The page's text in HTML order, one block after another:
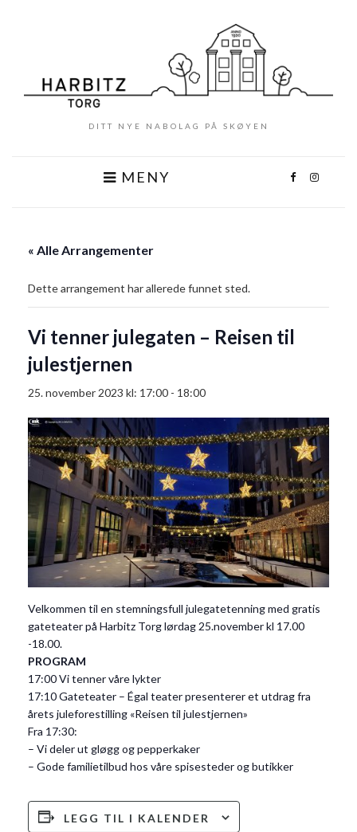
DITT NYE NABOLAG PÅ SKØYEN
MENY
« Alle Arrangementer
Dette arrangement har allerede funnet sted.
Vi tenner julegaten – Reisen til
julestjernen
25. november 2023 kl: 17:00 - 18:00
Velkommen til en stemningsfull julegatetenning med gratis
gateteater på Harbitz Torg lørdag 25.november kl 17.00
-18.00.
PROGRAM
17:00 Vi tenner våre lykter
17:10 Gateteater – Égal teater presenterer et utdrag fra
årets juleforestilling «Reisen til julestjernen»
Fra 17:30:
– Vi deler ut gløgg og pepperkaker
– Gode familietilbud hos våre spisesteder og butikker
LEGG TIL I KALENDER